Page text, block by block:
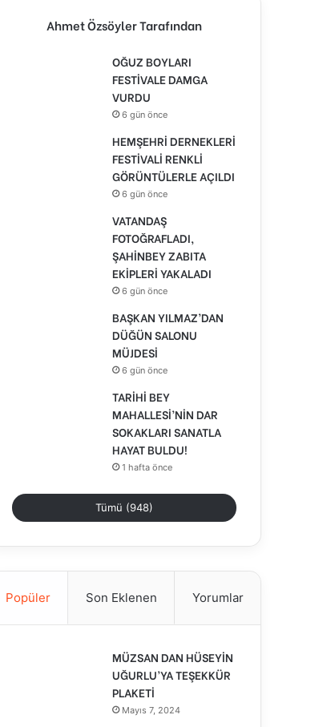
Ahmet Özsöyler Tarafından
OĞUZ BOYLARI
FESTİVALE DAMGA
VURDU
6 gün önce
HEMŞEHRİ DERNEKLERİ
FESTİVALİ RENKLİ
GÖRÜNTÜLERLE AÇILDI
6 gün önce
VATANDAŞ
FOTOĞRAFLADI,
ŞAHİNBEY ZABITA
EKİPLERİ YAKALADI
6 gün önce
BAŞKAN YILMAZ’DAN
DÜĞÜN SALONU
MÜJDESİ
6 gün önce
TARİHİ BEY
MAHALLESİ’NİN DAR
SOKAKLARI SANATLA
HAYAT BULDU!
1 hafta önce
Tümü (948)
Popüler Son Eklenen Yorumlar
MÜZSAN DAN HÜSEYİN
UĞURLU’YA TEŞEKKÜR
PLAKETİ
Mayıs 7, 2024